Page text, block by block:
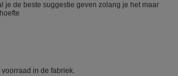
je de beste suggestie geven zolang je het maar
in de fabriek.